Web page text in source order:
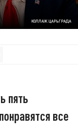
КОЛЛАЖ ЦАРЬГРАДА
пять
все